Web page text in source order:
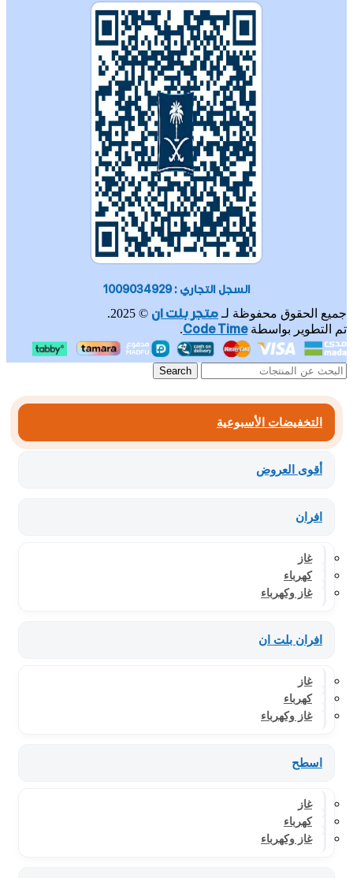
السجل التجاري : 1009034929
جميع الحقوق محفوظة لـ متجر بلت ان © 2025.
تم التطوير بواسطةCode Time
.
Search
التخفيضات الأسبوعية
أقوى العروض
افران
غاز
كهرباء
غاز وكهرباء
افران بلت ان
غاز
كهرباء
غاز وكهرباء
اسطح
غاز
كهرباء
غاز وكهرباء